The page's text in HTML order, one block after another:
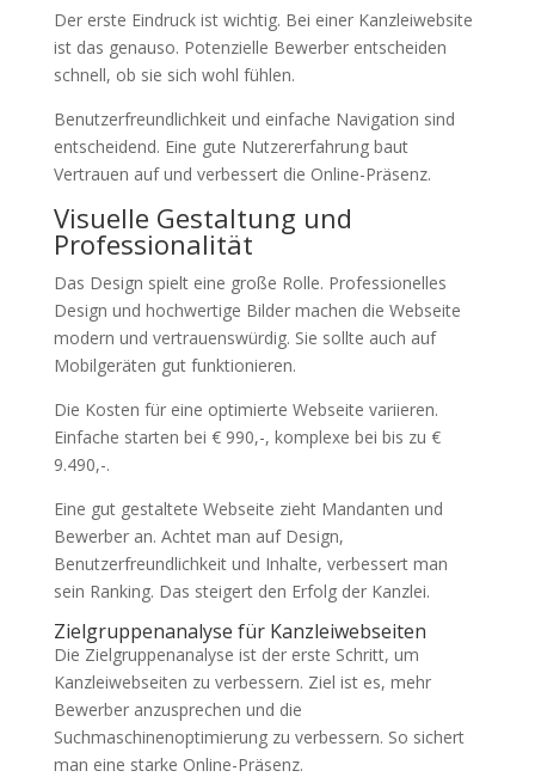
Der erste Eindruck ist wichtig. Bei einer Kanzleiwebsite
ist das genauso. Potenzielle Bewerber entscheiden
schnell, ob sie sich wohl fühlen.
Benutzerfreundlichkeit und einfache Navigation sind
entscheidend. Eine gute Nutzererfahrung baut
Vertrauen auf und verbessert die Online-Präsenz.
Visuelle Gestaltung und
Professionalität
Das Design spielt eine große Rolle. Professionelles
Design und hochwertige Bilder machen die Webseite
modern und vertrauenswürdig. Sie sollte auch auf
Mobilgeräten gut funktionieren.
Die Kosten für eine optimierte Webseite variieren.
Einfache starten bei € 990,-, komplexe bei bis zu €
9.490,-.
Eine gut gestaltete Webseite zieht Mandanten und
Bewerber an. Achtet man auf Design,
Benutzerfreundlichkeit und Inhalte, verbessert man
sein Ranking. Das steigert den Erfolg der Kanzlei.
Zielgruppenanalyse für Kanzleiwebseiten
Die Zielgruppenanalyse ist der erste Schritt, um
Kanzleiwebseiten zu verbessern. Ziel ist es, mehr
Bewerber anzusprechen und die
Suchmaschinenoptimierung zu verbessern. So sichert
man eine starke Online-Präsenz.